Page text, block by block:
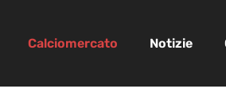
Calciomercato Notizie